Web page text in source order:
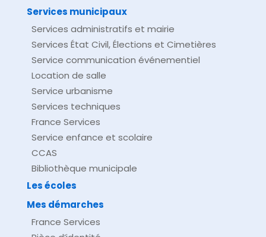
Services municipaux
Services administratifs et mairie
Services État Civil, Élections et Cimetières
Service communication événementiel
Location de salle
Service urbanisme
Services techniques
France Services
Service enfance et scolaire
CCAS
Bibliothèque municipale
Les écoles
Mes démarches
France Services